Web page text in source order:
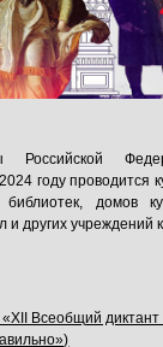
Российской
году проводится
домов
и других учреждений
«XII Всеобщий